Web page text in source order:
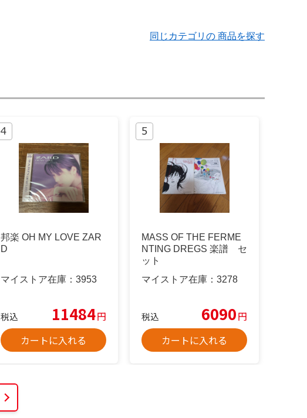
同じカテゴリの 商品を探す
邦楽 OH MY LOVE ZAR
D
マイストア在庫： 3953
税込 11484円
カートに入れる
MASS OF THE FERME
NTING DREGS 楽譜 セ
ット
マイストア在庫： 3278
税込 6090円
カートに入れる